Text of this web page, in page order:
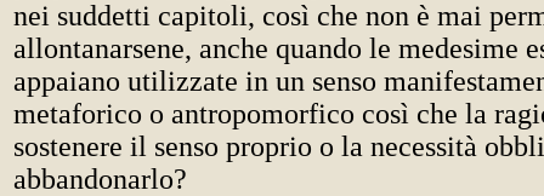
nei suddetti capitoli, così che non è mai
allontanarsene, anche quando le medesime
appaiano utilizzate in un senso
metaforico o antropomorfico così che la
sostenere il senso proprio o la necessità
abbandonarlo?